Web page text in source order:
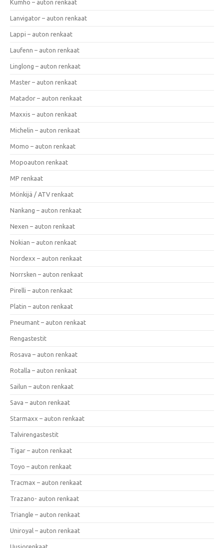
Kumho – auton renkaat
Lanvigator – auton renkaat
Lappi – auton renkaat
Laufenn – auton renkaat
Linglong – auton renkaat
Master – auton renkaat
Matador – auton renkaat
Maxxis – auton renkaat
Michelin – auton renkaat
Momo – auton renkaat
Mopoauton renkaat
MP renkaat
Mönkijä / ATV renkaat
Nankang – auton renkaat
Nexen – auton renkaat
Nokian – auton renkaat
Nordexx – auton renkaat
Norrsken – auton renkaat
Pirelli – auton renkaat
Platin – auton renkaat
Pneumant – auton renkaat
Rengastestit
Rosava – auton renkaat
Rotalla – auton renkaat
Sailun – auton renkaat
Sava – auton renkaat
Starmaxx – auton renkaat
Talvirengastestit
Tigar – auton renkaat
Toyo – auton renkaat
Tracmax – auton renkaat
Trazano- auton renkaat
Triangle – auton renkaat
Uniroyal – auton renkaat
Uusiorenkaat